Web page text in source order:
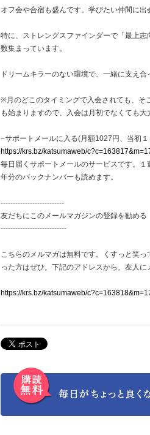
オフ会や合宿も盛んです。学びたい仲間に出
特に、ストレングスファインダーで「最上
数集まっています。
ドリームキラーのない環境で、一緒に支え合
※月のどこのタイミングで入会されても、そ
も始まりますので、入会は月初でなくても大
−サポートメールに入る(月額1027円、当初
https://krs.bz/katsumaweb/
毎日届くサポートメールのサービスです。
年分のバックナンバーも読めます。
--------------------------
友だちにこのメールマガジンの登録を勧める
---------------------------
こちらのメルマガは無料です。くすっと笑
った方はぜひ、下記のアドレスから、友人に
https://krs.bz/katsumaweb/